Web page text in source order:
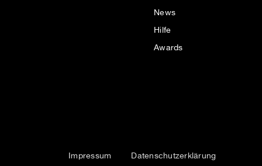
News
Hilfe
Awards
Impressum Datenschutzerklärung